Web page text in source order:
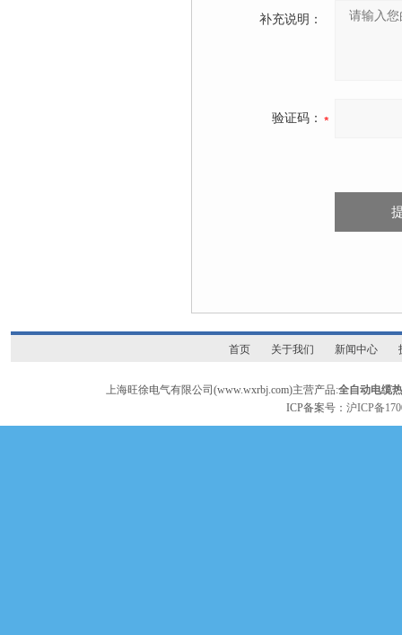
补充说明：
验证码：
首页 关于我们 新闻中心
上海旺徐电气有限公司(www.wxrbj.com)主营产品:全自动电缆
ICP备案号：沪ICP备